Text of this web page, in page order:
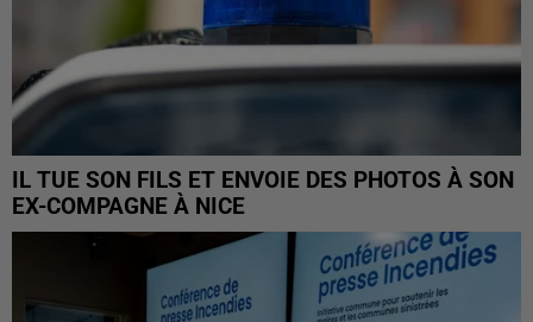
IL TUE SON FILS ET ENVOIE DES PHOTOS À SON
EX-COMPAGNE À NICE